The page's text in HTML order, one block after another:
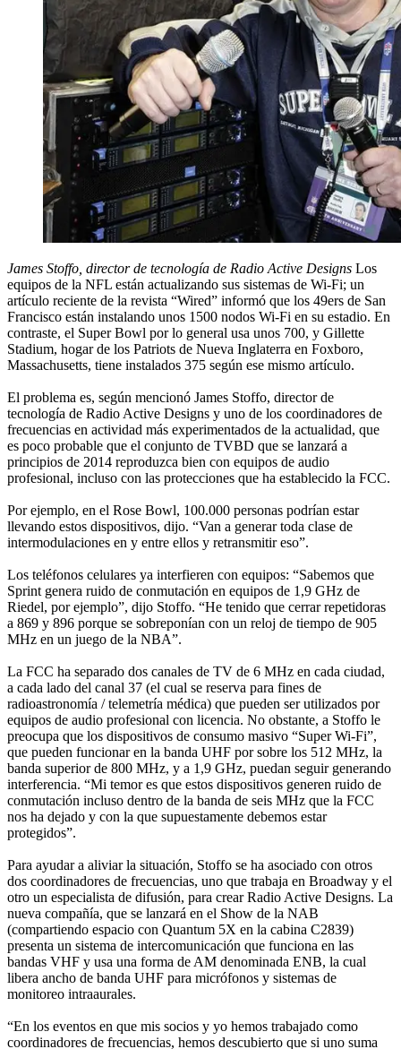
James Stoffo, director de tecnología de Radio Active Designs Los
equipos de la NFL están actualizando sus sistemas de Wi-Fi; un
artículo reciente de la revista “Wired” informó que los 49ers de San
Francisco están instalando unos 1500 nodos Wi-Fi en su estadio. En
contraste, el Super Bowl por lo general usa unos 700, y Gillette
Stadium, hogar de los Patriots de Nueva Inglaterra en Foxboro,
Massachusetts, tiene instalados 375 según ese mismo artículo.
El problema es, según mencionó James Stoffo, director de
tecnología de Radio Active Designs y uno de los coordinadores de
frecuencias en actividad más experimentados de la actualidad, que
es poco probable que el conjunto de TVBD que se lanzará a
principios de 2014 reproduzca bien con equipos de audio
profesional, incluso con las protecciones que ha establecido la FCC.
Por ejemplo, en el Rose Bowl, 100.000 personas podrían estar
llevando estos dispositivos, dijo. “Van a generar toda clase de
intermodulaciones en y entre ellos y retransmitir eso”.
Los teléfonos celulares ya interfieren con equipos: “Sabemos que
Sprint genera ruido de conmutación en equipos de 1,9 GHz de
Riedel, por ejemplo”, dijo Stoffo. “He tenido que cerrar repetidoras
a 869 y 896 porque se sobreponían con un reloj de tiempo de 905
MHz en un juego de la NBA”.
La FCC ha separado dos canales de TV de 6 MHz en cada ciudad,
a cada lado del canal 37 (el cual se reserva para fines de
radioastronomía / telemetría médica) que pueden ser utilizados por
equipos de audio profesional con licencia. No obstante, a Stoffo le
preocupa que los dispositivos de consumo masivo “Super Wi-Fi”,
que pueden funcionar en la banda UHF por sobre los 512 MHz, la
banda superior de 800 MHz, y a 1,9 GHz, puedan seguir generando
interferencia. “Mi temor es que estos dispositivos generen ruido de
conmutación incluso dentro de la banda de seis MHz que la FCC
nos ha dejado y con la que supuestamente debemos estar
protegidos”.
Para ayudar a aliviar la situación, Stoffo se ha asociado con otros
dos coordinadores de frecuencias, uno que trabaja en Broadway y el
otro un especialista de difusión, para crear Radio Active Designs. La
nueva compañía, que se lanzará en el Show de la NAB
(compartiendo espacio con Quantum 5X en la cabina C2839)
presenta un sistema de intercomunicación que funciona en las
bandas VHF y usa una forma de AM denominada ENB, la cual
libera ancho de banda UHF para micrófonos y sistemas de
monitoreo intraaurales.
“En los eventos en que mis socios y yo hemos trabajado como
coordinadores de frecuencias, hemos descubierto que si uno suma